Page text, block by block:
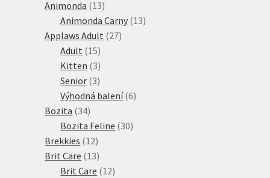
Animonda 1313
produktů
Animonda Carny 1313
Applaws Adult 2727
Adult 1515
produktů
Kitten 33
produkty
Senior 33
produkty
Výhodná balení 66
Bozita 3434
produktů
Bozita Feline 3030
Brekkies 1212
produktů
Brit Care 1313
produktů
Brit Care 1212